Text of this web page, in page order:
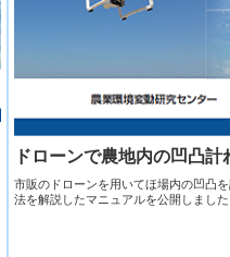
ドローンで農地内の凹凸計
市販のドローンを用いてほ場内の凹凸
法を解説したマニュアルを公開しました